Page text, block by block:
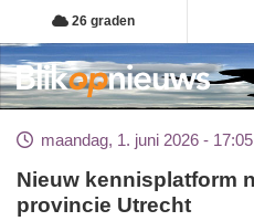
Overslaan
en
naar
de
gaan
26 graden
maandag, 1. juni 2026 - 17:05
Nieuw kennisplatform netcongestie voor
provincie Utrecht